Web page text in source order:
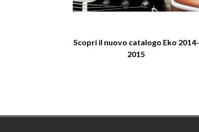
Scopri il nuovo catalogo Eko 2014-
2015